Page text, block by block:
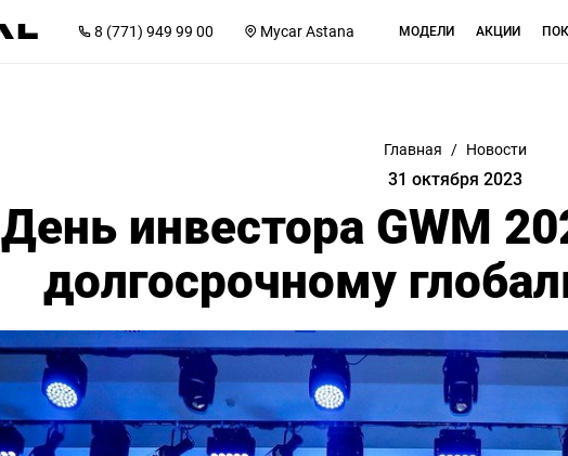
8 (771) 949 99 00 Mycar Astana МОДЕЛИ АКЦИИ
Главная / Новости
31 октября 2023
День инвестора GWM
долгосрочному